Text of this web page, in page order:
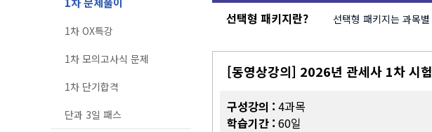
1차 OX특강
1차 모의고사식 문제
1차 단기합격
단과 3일 패스
선택형 패키지란? 선택형 패키지는 과목
[동영상강의] 2026년 관세사 1차 시
구성강의 : 4과목
학습기간 : 60일